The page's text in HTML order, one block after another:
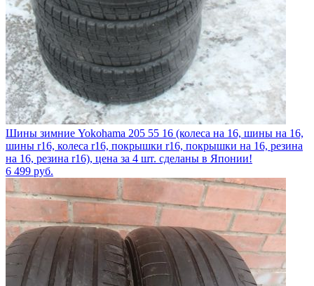
Шины зимние Yokohama 205 55 16 (колеса на 16, шины на 16,
шины r16, колеса r16, покрышки r16, покрышки на 16, резина
на 16, резина r16), цена за 4 шт. сделаны в Японии!
6 499 руб.